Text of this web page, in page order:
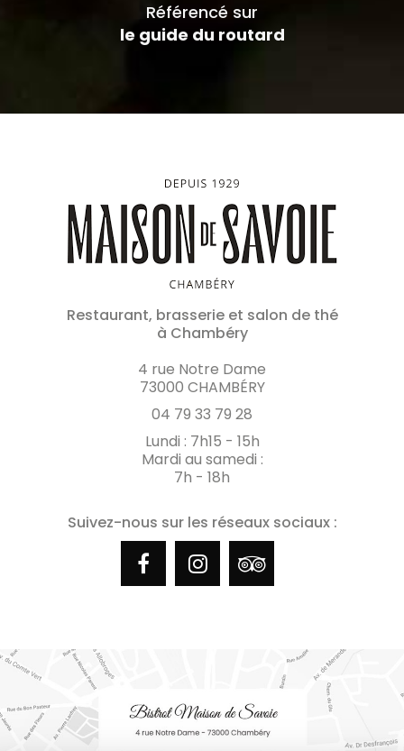
Référencé sur
le guide du routard
Restaurant, brasserie et salon de thé
à Chambéry
4 rue Notre Dame
73000 CHAMBÉRY
04 79 33 79 28
Lundi : 7h15 - 15h
Mardi au samedi :
7h - 18h
Suivez-nous sur les réseaux sociaux :